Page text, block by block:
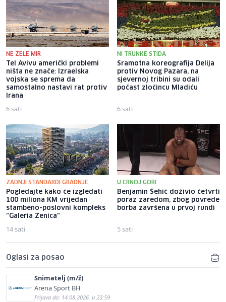
NE ŽELE MIR
Tel Avivu američki problemi
ništa ne znače: Izraelska
vojska se sprema da
samostalno nastavi rat protiv
Irana
6 sati
NI TRUNKE STIDA
Sramotna koreografija Delija
protiv Novog Pazara, na
sjevernoj tribini su odali
počast zločincu Mladiću
6 sati
ZADNJI STANDARDI GRADNJE
Pogledajte kako će izgledati
100 miliona KM vrijedan
stambeno-poslovni kompleks
"Galeria Zenica"
14 sati
U CRNOJ GORI
Benjamin Šehić doživio četvrti
poraz zaredom, zbog povrede
borba završena u prvoj rundi
5 sati
Oglasi za posao
Snimatelj (m/ž)
Arena Sport BH
Prijava do: 14.08.2026. u 23:59